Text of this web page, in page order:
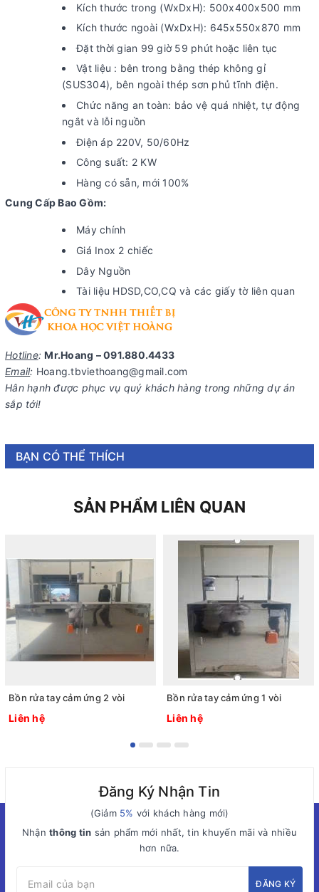
Kích thước trong (WxDxH): 500x400x500 mm
Kích thước ngoài (WxDxH): 645x550x870 mm
Đặt thời gian 99 giờ 59 phút hoặc liên tục
Vật liệu : bên trong bằng thép không gỉ
(SUS304), bên ngoài thép sơn phủ tĩnh điện.
Chức năng an toàn: bảo vệ quá nhiệt, tự động
ngắt và lỗi nguồn
Điện áp 220V, 50/60Hz
Công suất: 2 KW
Hàng có sẵn, mới 100%
Cung Cấp Bao Gồm:
Máy chính
Giá Inox 2 chiếc
Dây Nguồn
Tài liệu HDSD,CO,CQ và các giấy tờ liên quan
Hotline: Mr.Hoang – 091.880.4433
Email: Hoang.tbviethoang@gmail.com
Hân hạnh được phục vụ quý khách hàng trong những dự án
sắp tới!
BẠN CÓ THỂ THÍCH
SẢN PHẨM LIÊN QUAN
Bồn rửa tay cảm ứng 2 vòi
Liên hệ
Bồn rửa tay cảm ứng 1 vòi
Liên hệ
Đăng Ký Nhận Tin
(Giảm 5% với khách hàng mới)
Nhậnthông tin sản phẩm mới nhất, tin khuyến mãi và nhiều
hơn nữa.
ĐĂNG KÝ